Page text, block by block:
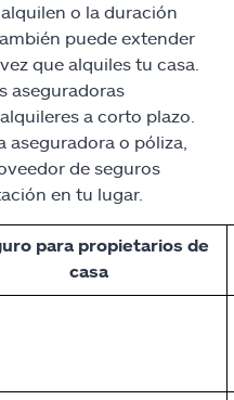
o la duración
puede extender
que alquiles tu casa.
aseguradoras
a corto plazo.
aseguradora o póliza,
de seguros
en tu lugar.
para propietarios de
casa